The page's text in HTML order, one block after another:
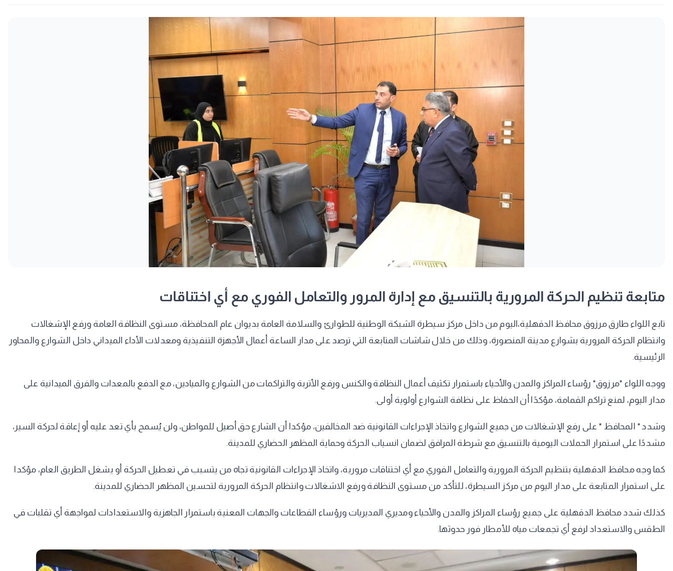
متابعة تنظيم الحركة المرورية بالتنسيق مع إدارة المرور والتعامل الفوري مع أي اختناقات
تابع اللواء طارق مرزوق محافظ الدقهلية،اليوم من داخل مركز سيطرة الشبكة الوطنية للطوارئ والسلامة العامة بديوان عام المحافظة، مستوى النظافة العامة ورفع الإشغالات
وانتظام الحركة المرورية بشوارع مدينة المنصورة، وذلك من خلال شاشات المتابعة التي ترصد على مدار الساعة أعمال الأجهزة التنفيذية ومعدلات الأداء الميداني داخل الشوارع والمحاور
الرئيسية.
ووجه اللواء "مرزوق" رؤساء المراكز والمدن والأحياء باستمرار تكثيف أعمال النظافة والكنس ورفع الأتربة والتراكمات من الشوارع والميادين، مع الدفع بالمعدات والفرق الميدانية على
مدار اليوم، لمنع تراكم القمامة، مؤكدًا أن الحفاظ على نظافة الشوارع أولوية أولى.
وشدد " المحافظ " على رفع الإشغالات من جميع الشوارع واتخاذ الإجراءات القانونية ضد المخالفين، مؤكدا أن الشارع حق أصيل للمواطن، ولن يُسمح بأي تعد عليه أو إعاقة لحركة السير،
مشددًا على استمرار الحملات اليومية بالتنسيق مع شرطة المرافق لضمان انسياب الحركة وحماية المظهر الحضاري للمدينة.
كما وجه محافظ الدقهلية بتنظيم الحركة المرورية والتعامل الفوري مع أي اختناقات مرورية، واتخاذ الإجراءات القانونية تجاه من يتسبب في تعطيل الحركة أو يشغل الطريق العام، مؤكدا
على استمرار المتابعة على مدار اليوم من مركز السيطرة، للتأكد من مستوى النظافة ورفع الاشغالات وانتظام الحركة المرورية لتحسين المظهر الحضاري للمدينة.
كذلك شدد محافظ الدقهلية على جميع رؤساء المراكز والمدن والأحياء ومديري المديريات ورؤساء القطاعات والجهات المعنية باستمرار الجاهزية والاستعدادات لمواجهة أي تقلبات في
الطقس والاستعداد لرفع أي تجمعات مياه للأمطار فور حدوثها.